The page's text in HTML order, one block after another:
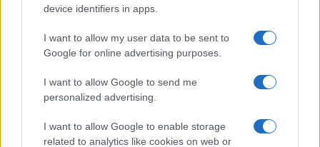
device identifiers in apps.
I want to allow my user data to be sent to
Google for online advertising purposes.
I want to allow Google to send me
personalized advertising.
I want to allow Google to enable storage
related to analytics like cookies on web or